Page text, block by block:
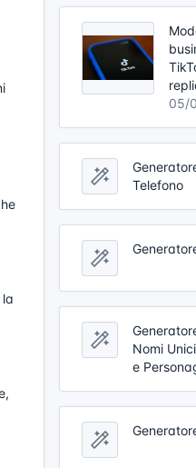
05/
Telefono
Nomi
e